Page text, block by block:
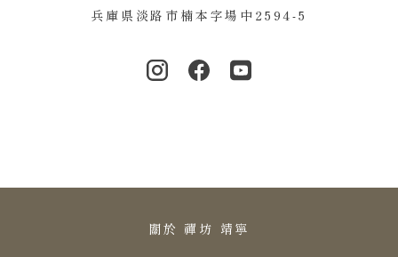
兵庫県淡路市楠本字場中2594-5
關於 禪坊 靖寧